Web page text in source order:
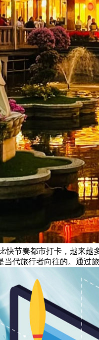
快节奏都市打卡，越来越
代旅行者向往的。通过